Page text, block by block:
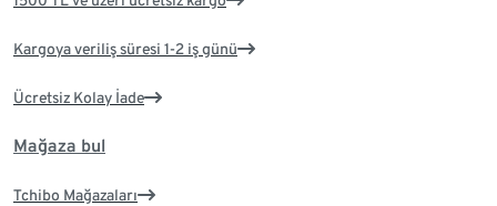
Kargoya veriliş süresi 1-2 iş günü
Ücretsiz Kolay İade
Mağaza bul
Tchibo Mağazaları